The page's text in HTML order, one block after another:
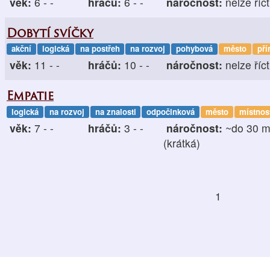
Dobytí svíčky
akční logická na postřeh na rozvoj pohybová město
věk: 11 - - hráčů: 10 - - náročnost: nelze říct
Empatie
logická na rozvoj na znalosti odpočinková město
věk: 7 - - hráčů: 3 - - náročnost: ~do 30
(krátká)
1